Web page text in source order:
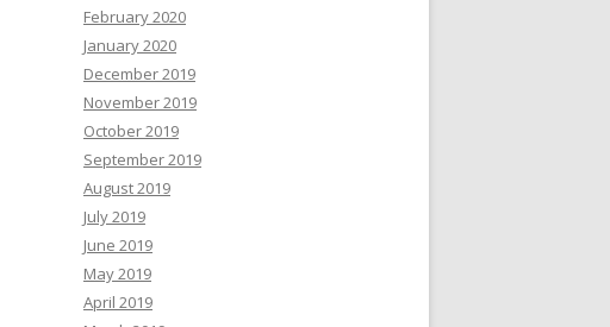
February 2020
January 2020
December 2019
November 2019
October 2019
September 2019
August 2019
July 2019
June 2019
May 2019
April 2019